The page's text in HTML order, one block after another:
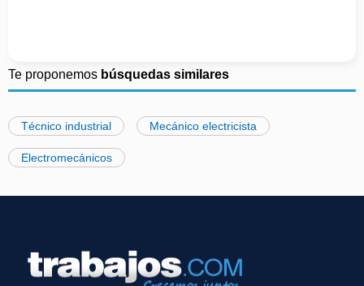
Te proponemos búsquedas similares
Técnico industrial Mecánico electricista
Electromecánicos